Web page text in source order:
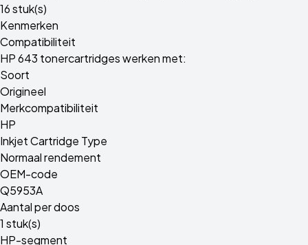
16 stuk(s)
Kenmerken
Compatibiliteit
HP 643 tonercartridges werken met:
Soort
Origineel
Merkcompatibiliteit
HP
Inkjet Cartridge Type
Normaal rendement
OEM-code
Q5953A
Aantal per doos
1 stuk(s)
HP-segment